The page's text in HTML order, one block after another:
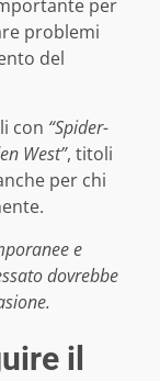
per
problemi
del
con “Spider-
West”, titoli
per chi
e
dovrebbe
il